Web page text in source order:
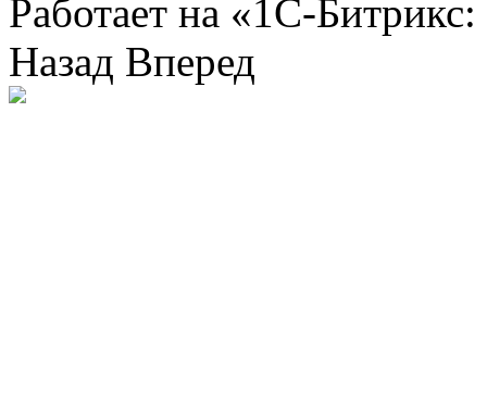
Работает на «1С-
Назад Вперед